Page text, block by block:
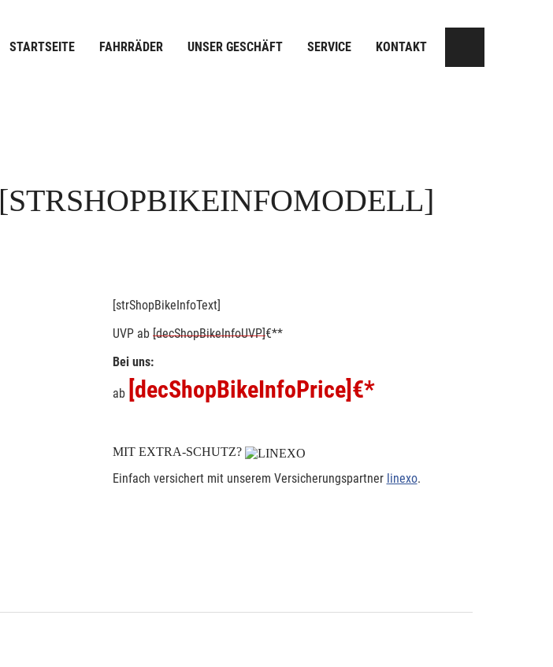
STARTSEITE FAHRRÄDER UNSER GESCHÄFT SERVICE KONTAKT
[STRSHOPBIKEINFOMODELL]
[strShopBikeInfoText]
UVP ab [decShopBikeInfoUVP]€**
Bei uns:
ab [decShopBikeInfoPrice] €*
MIT EXTRA-SCHUTZ?
Einfach versichert mit unserem Versicherungspartner linexo.